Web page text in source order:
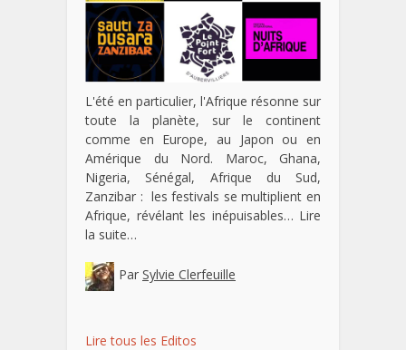
L'été en particulier, l'Afrique résonne sur
toute la planète, sur le continent
comme en Europe, au Japon ou en
Amérique du Nord. Maroc, Ghana,
Nigeria, Sénégal, Afrique du Sud,
Zanzibar : les festivals se multiplient en
Afrique, révélant les inépuisables… Lire
la suite…
Par Sylvie Clerfeuille
Lire tous les Editos